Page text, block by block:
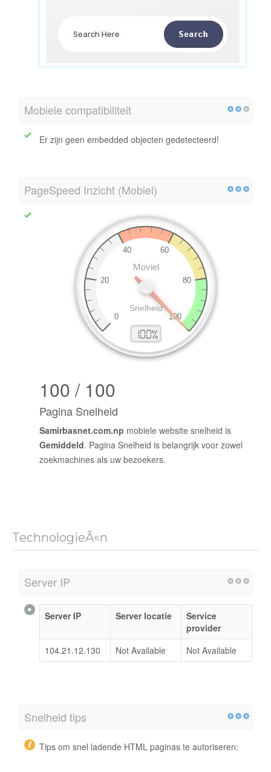
Mobiele compatibiliteit
Er zijn geen embedded objecten gedetecteerd!
PageSpeed Inzicht (Mobiel)
100 / 100
Pagina Snelheid
Samirbasnet.com.np mobiele website snelheid is
Gemiddeld. Pagina Snelheid is belangrijk voor zowel
zoekmachines als uw bezoekers.
TechnologieÃ«n
Server IP
Server IP Server locatie
Service
provider
104.21.12.130
Not Available Not Available
Snelheid tips
Tips om snel ladende HTML paginas te autoriseren: